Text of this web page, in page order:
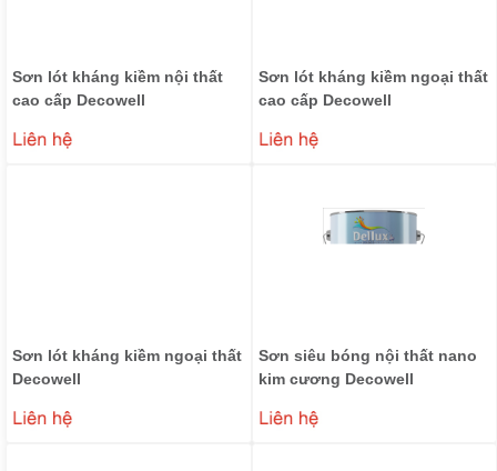
Sơn lót kháng kiềm nội thất
cao cấp Decowell
0₫
Sơn lót kháng kiềm ngoại thất
cao cấp Decowell
0₫
Sơn lót kháng kiềm ngoại thất
Decowell
0₫
Sơn siêu bóng nội thất nano
kim cương Decowell
0₫